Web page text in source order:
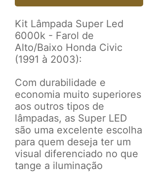
Kit Lâmpada Super Led
6000k - Farol de
Alto/Baixo Honda Civic
(1991 à 2003):
Com durabilidade e
economia muito superiores
aos outros tipos de
lâmpadas, as Super LED
são uma excelente escolha
para quem deseja ter um
visual diferenciado no que
tange a iluminação